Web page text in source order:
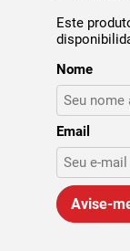
Este
Nome
Email
Avise-